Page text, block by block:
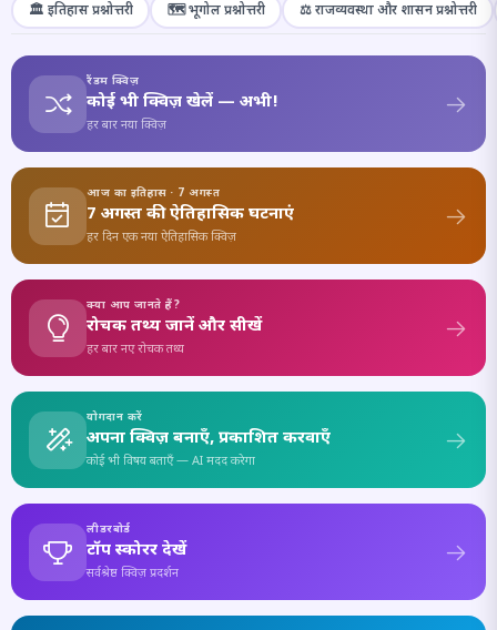
🏛️ इतिहास प्रश्नोत्तरी 🗺️ भूगोल प्रश्नोत्तरी ⚖️ राजव्यवस्था और शासन प्रश्नोत्तरी
रैंडम क्विज़
कोई भी क्विज़ खेलें — अभी!
हर बार नया क्विज़
आज का इतिहास · 7 अगस्त
7 अगस्त की ऐतिहासिक घटनाएं
हर दिन एक नया ऐतिहासिक क्विज़
क्या आप जानते हैं?
रोचक तथ्य जानें और सीखें
हर बार नए रोचक तथ्य
योगदान करें
अपना क्विज़ बनाएँ, प्रकाशित करवाएँ
कोई भी विषय बताएँ — AI मदद करेगा
लीडरबोर्ड
टॉप स्कोरर देखें
सर्वश्रेष्ठ क्विज़ प्रदर्शन